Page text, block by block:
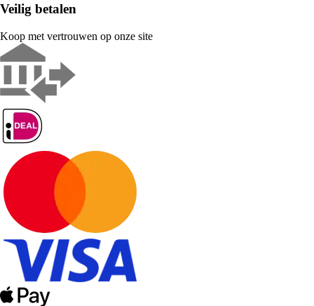
Veilig betalen
Koop met vertrouwen op onze site